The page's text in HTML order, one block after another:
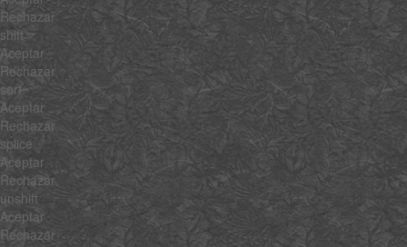
Rechazar
shift
Aceptar
Rechazar
sort
Aceptar
Rechazar
splice
Aceptar
Rechazar
unshift
Aceptar
Rechazar